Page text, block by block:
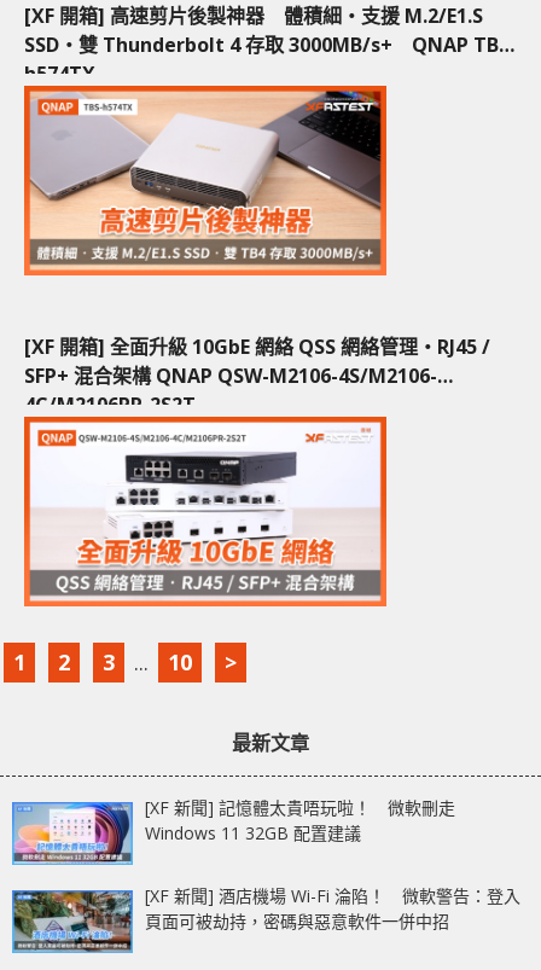
[XF 開箱] 高速剪片後製神器 體積細‧支援 M.2/E1.S
SSD‧雙 Thunderbolt 4 存取 3000MB/s+ QNAP TBS-
h574TX
[XF 開箱] 全面升級 10GbE 網絡 QSS 網絡管理‧RJ45 /
SFP+ 混合架構 QNAP QSW-M2106-4S/M2106-
4C/M2106PR-2S2T
1 2 3 ... 10 >
最新文章
[XF 新聞] 記憶體太貴唔玩啦！ 微軟刪走
Windows 11 32GB 配置建議
[XF 新聞] 酒店機場 Wi-Fi 淪陷！ 微軟警告：登入
頁面可被劫持，密碼與惡意軟件一併中招